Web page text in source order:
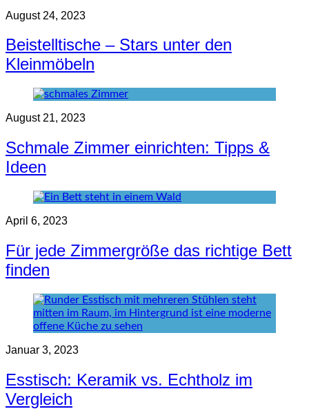
August 24, 2023
Beistelltische – Stars unter den
Kleinmöbeln
August 21, 2023
Schmale Zimmer einrichten: Tipps &
Ideen
April 6, 2023
Für jede Zimmergröße das richtige Bett
finden
Januar 3, 2023
Esstisch: Keramik vs. Echtholz im
Vergleich